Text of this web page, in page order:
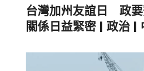
台灣加州友誼日 政要
關係日益緊密 | 政治 |